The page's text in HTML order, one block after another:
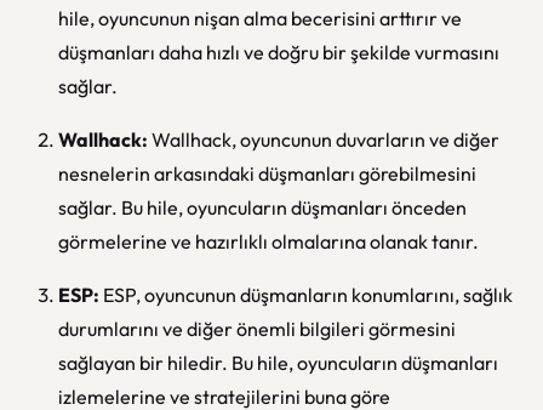
hile, oyuncunun nişan alma becerisini arttırır ve
düşmanları daha hızlı ve doğru bir şekilde vurmasını
sağlar.
Wallhack: Wallhack, oyuncunun duvarların ve diğer
nesnelerin arkasındaki düşmanları görebilmesini
sağlar. Bu hile, oyuncuların düşmanları önceden
görmelerine ve hazırlıklı olmalarına olanak tanır.
ESP: ESP, oyuncunun düşmanların konumlarını, sağlık
durumlarını ve diğer önemli bilgileri görmesini
sağlayan bir hiledir. Bu hile, oyuncuların düşmanları
izlemelerine ve stratejilerini buna göre